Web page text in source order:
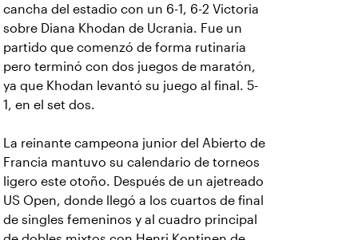
cancha del estadio con un 6-1, 6-2 Victoria
sobre Diana Khodan de Ucrania. Fue un
partido que comenzó de forma rutinaria
pero terminó con dos juegos de maratón,
ya que Khodan levantó su juego al final. 5-
1, en el set dos.
La reinante campeona junior del Abierto de
Francia mantuvo su calendario de torneos
ligero este otoño. Después de un ajetreado
US Open, donde llegó a los cuartos de final
de singles femeninos y al cuadro principal